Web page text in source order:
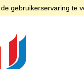
gebruikerservaring te